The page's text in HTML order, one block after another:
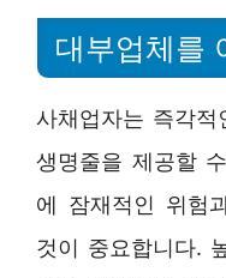
대부업체를
사채업자는 즉각
생명줄을 제공할
에 잠재적인 위험
것이 중요합니다.